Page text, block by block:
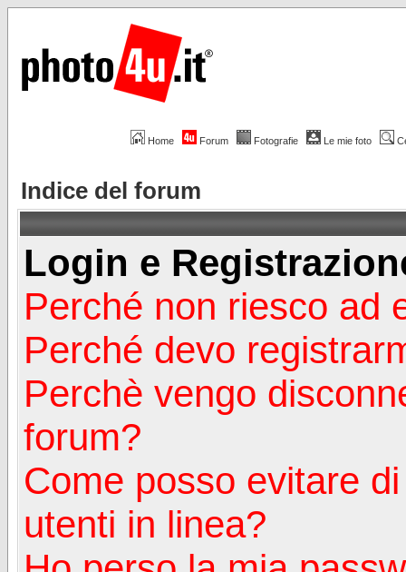
Home Forum Fotografie Le mie foto
Indice del forum
Login e
Perché non riesco ad
Perché devo
Perchè vengo
forum?
Come posso evitare
utenti in linea?